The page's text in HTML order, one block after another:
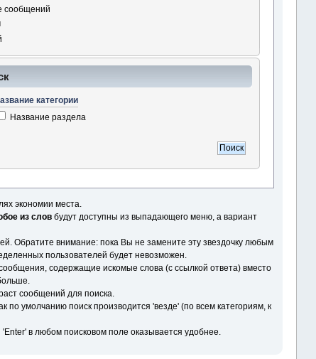
сообщений
категории
Название раздела
экономии места.
из слов будут доступны из выпадающего меню, а вариант
Обратите внимание: пока Вы не замените эту звездочку любым
пользователей будет невозможен.
содержащие искомые слова (с ссылкой ответа) вместо
сообщений для поиска.
по умолчанию поиск производится 'везде' (по всем категориям, к
в любом поисковом поле оказывается удобнее.